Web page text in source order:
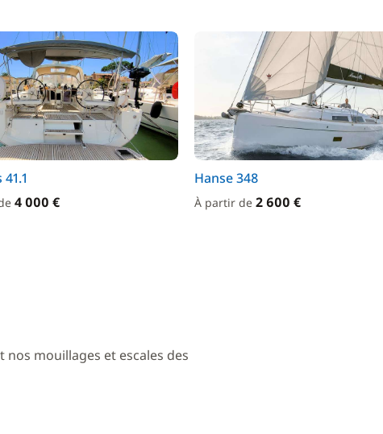
4 000 €
Hanse 348
À partir de 2 600 €
mouillages et escales des